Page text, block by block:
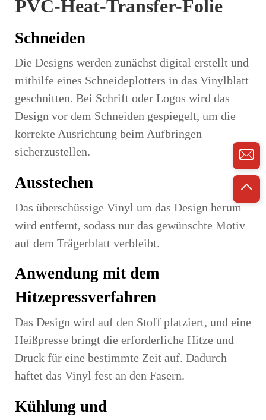
PVC-Heat-Transfer-Folie
Schneiden
Die Designs werden zunächst digital erstellt und
mithilfe eines Schneideplotters in das Vinylblatt
geschnitten. Bei Schrift oder Logos wird das
Design vor dem Schneiden gespiegelt, um die
korrekte Ausrichtung beim Aufbringen
sicherzustellen.
Ausstechen
Das überschüssige Vinyl um das Design herum
wird entfernt, sodass nur das gewünschte Motiv
auf dem Trägerblatt verbleibt.
Anwendung mit dem
Hitzepressverfahren
Das Design wird auf den Stoff platziert, und eine
Heißpresse bringt die erforderliche Hitze und
Druck für eine bestimmte Zeit auf. Dadurch
haftet das Vinyl fest an den Fasern.
Kühlung und